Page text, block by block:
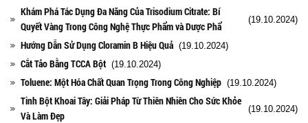
Khám Phá Tác Dụng Đa Năng Của Trisodium Citrate: Bí
Quyết Vàng Trong Công Nghệ Thực Phẩm và Dược Phẩ
(19.10.2024)
Hướng Dẫn Sử Dụng Cloramin B Hiệu Quả (19.10.2024)
Cắt Tảo Bằng TCCA Bột (19.10.2024)
Toluene: Một Hóa Chất Quan Trọng Trong Công Nghiệp (19.10.2024)
Tinh Bột Khoai Tây: Giải Pháp Từ Thiên Nhiên Cho Sức Khỏe
Và Làm Đẹp
(19.10.2024)